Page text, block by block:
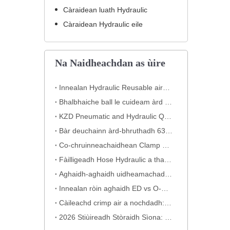
Càraidean luath Hydraulic
Càraidean Hydraulic eile
Na Naidheachdan as ùire